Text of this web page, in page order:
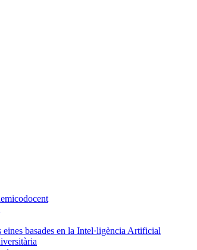
basades en la Intel·ligència Artificial